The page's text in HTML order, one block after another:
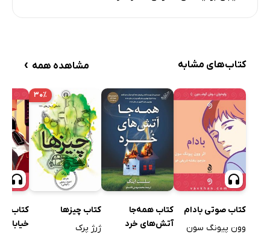
کتاب‌های مشابه مشاهده همه ›
کتاب صوتی بادام
وون پیونگ سون
کتاب همه‌جا
آتش‌های خرد
۳۰٪
کتاب چیزها
ژرژ پرک
کتاب
خیابان